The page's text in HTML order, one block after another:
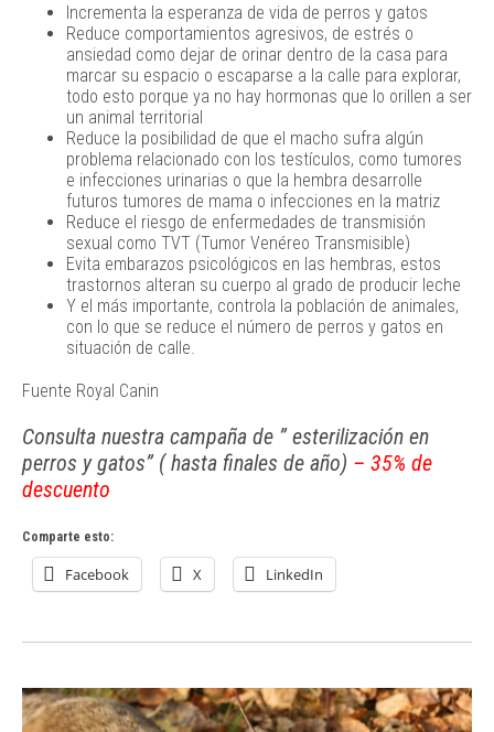
Incrementa la esperanza de vida de perros y gatos
Reduce comportamientos agresivos, de estrés o
ansiedad como dejar de orinar dentro de la casa para
marcar su espacio o escaparse a la calle para explorar,
todo esto porque ya no hay hormonas que lo orillen a ser
un animal territorial
Reduce la posibilidad de que el macho sufra algún
problema relacionado con los testículos, como tumores
e infecciones urinarias o que la hembra desarrolle
futuros tumores de mama o infecciones en la matriz
Reduce el riesgo de enfermedades de transmisión
sexual como TVT (Tumor Venéreo Transmisible)
Evita embarazos psicológicos en las hembras, estos
trastornos alteran su cuerpo al grado de producir leche
Y el más importante, controla la población de animales,
con lo que se reduce el número de perros y gatos en
situación de calle.
Fuente Royal Canin
Consulta nuestra campaña de ” esterilización en
perros y gatos” ( hasta finales de año) – 35% de
descuento
Comparte esto:
Facebook X LinkedIn